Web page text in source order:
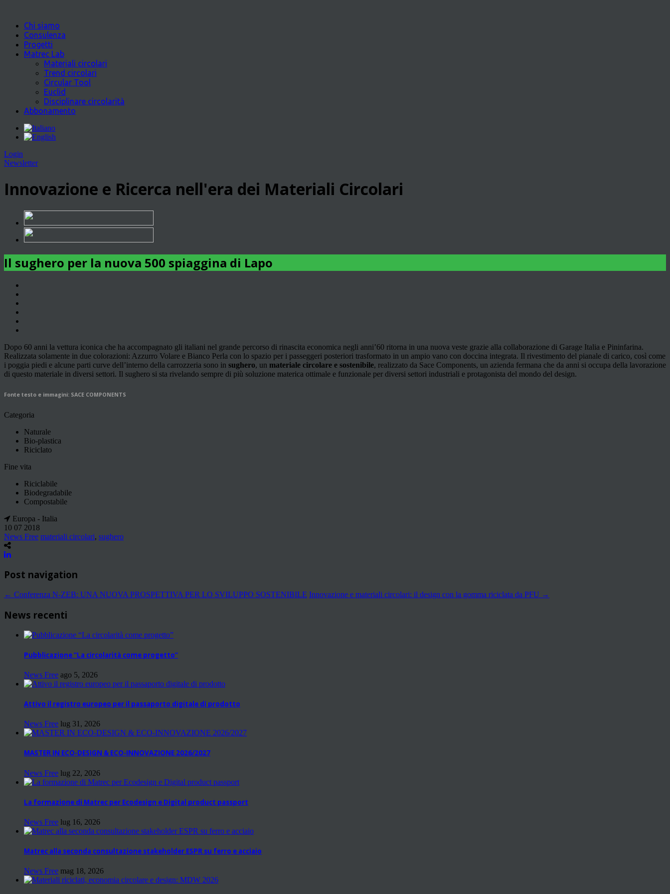
Chi siamo
Consulenza
Progetti
Matrec Lab
Materiali circolari
Trend circolari
Circular Tool
Euclid
Disciplinare circolarità
Abbonamento
Login
Newsletter
Innovazione e Ricerca nell'era dei Materiali Circolari
Il sughero per la nuova 500 spiaggina di Lapo
Dopo 60 anni la vettura iconica che ha accompagnato gli italiani nel grande percorso di rinascita economica negli anni’60 ritorna in una nuova veste grazie alla collaborazione di Garage Italia e Pininfarina.
Realizzata solamente in due colorazioni: Azzurro Volare e Bianco Perla con lo spazio per i passeggeri posteriori trasformato in un ampio vano con doccina integrata. Il rivestimento del pianale di carico, così come
i poggia piedi e alcune parti curve dell’interno della carrozzeria sono in sughero, un materiale circolare e sostenibile, realizzato da Sace Components, un azienda fermana che da anni si occupa della lavorazione
di questo materiale in diversi settori. Il sughero si sta rivelando sempre di più soluzione materica ottimale e funzionale per diversi settori industriali e protagonista del mondo del design.
Fonte testo e immagini: SACE COMPONENTS
Categoria
Naturale
Bio-plastica
Riciclato
Fine vita
Riciclabile
Biodegradabile
Compostabile
Europa - Italia
10 07 2018
News Free materiali circolari, sughero
Post navigation
← Conferenza N-ZEB: UNA NUOVA PROSPETTIVA PER LO SVILUPPO SOSTENIBILE Innovazione e materiali circolari: il design con la gomma riciclata da PFU →
News recenti
Pubblicazione “La circolarità come progetto”
News Free ago 5, 2026
Attivo il registro europeo per il passaporto digitale di prodotto
News Free lug 31, 2026
MASTER IN ECO-DESIGN & ECO-INNOVAZIONE 2026/2027
News Free lug 22, 2026
La formazione di Matrec per Ecodesign e Digital product passport
News Free lug 16, 2026
Matrec alla seconda consultazione stakeholder ESPR su ferro e acciaio
News Free mag 18, 2026